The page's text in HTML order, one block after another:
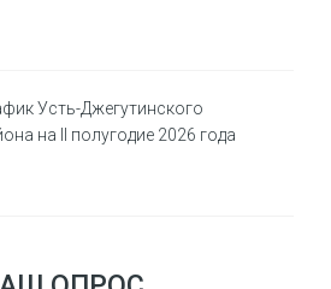
Усть-Джегутинского
на II полугодие 2026 года